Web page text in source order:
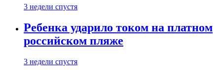
3 недели спустя
Ребенка ударило током на платном
российском пляже
3 недели спустя